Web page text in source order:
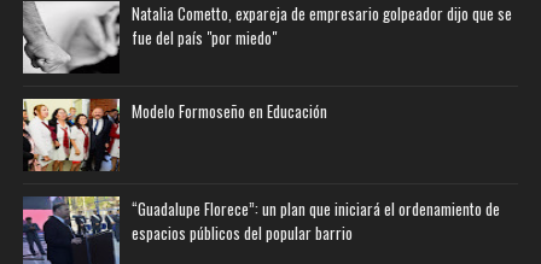
Natalia Cometto, expareja de empresario golpeador dijo que se
fue del país "por miedo"
Modelo Formoseño en Educación
“Guadalupe Florece”: un plan que iniciará el ordenamiento de
espacios públicos del popular barrio